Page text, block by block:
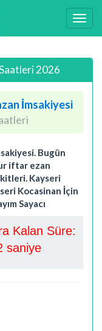
2026
İmsakiyesi
Bugün
iftar ezan
Kayseri
Kocasinan İçin
Sayacı
Kalan Süre:
saniye